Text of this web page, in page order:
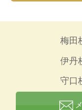
梅田
伊丹
守口